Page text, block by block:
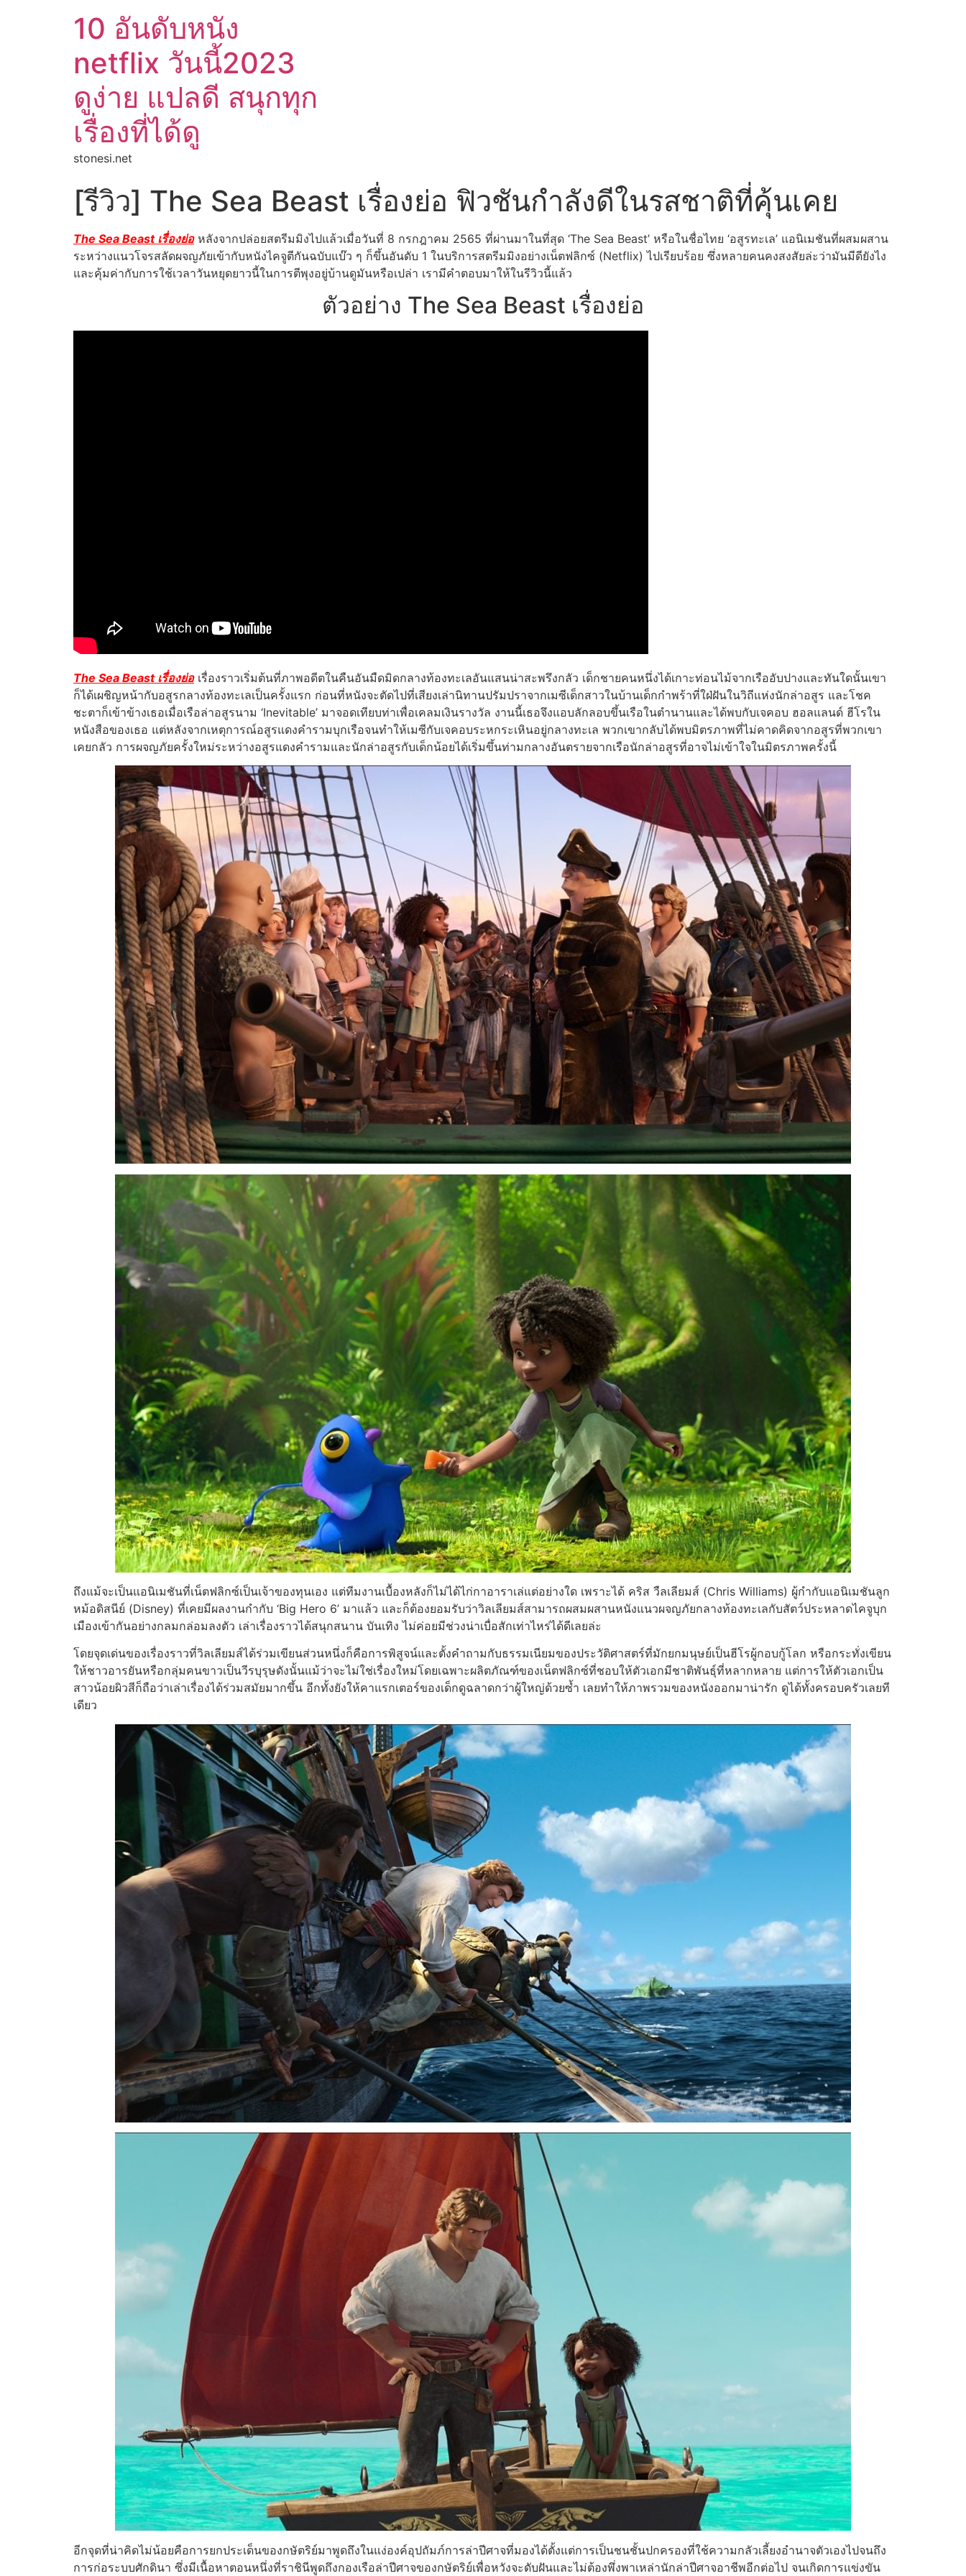
10 อันดับหนัง
netflix วันนี้2023
ดูง่าย แปลดี สนุกทุก
เรื่องที่ได้ดู
stonesi.net
[รีวิว] The Sea Beast เรื่องย่อ ฟิวชันกำลังดีในรสชาติที่คุ้นเคย
The Sea Beast เรื่องย่อหลังจากปล่อยสตรีมมิงไปแล้วเมื่อวันที่ 8 กรกฎาคม 2565 ที่ผ่านมาในที่สุด ‘The Sea Beast’ หรือในชื่อไทย ‘อสูรทะเล’ แอนิเมชันที่ผสมผสาน
ระหว่างแนวโจรสลัดผจญภัยเข้ากับหนังไคจูตีกันฉบับแบ๊ว ๆ ก็ขึ้นอันดับ 1 ในบริการสตรีมมิงอย่างเน็ตฟลิกซ์ (Netflix) ไปเรียบร้อย ซึ่งหลายคนคงสงสัยล่ะว่ามันมีดียังไง
และคุ้มค่ากับการใช้เวลาวันหยุดยาวนี้ในการตีพุงอยู่บ้านดูมันหรือเปล่า เรามีคำตอบมาให้ในรีวิวนี้แล้ว
ตัวอย่าง The Sea Beast เรื่องย่อ
The Sea Beast เรื่องย่อเรื่องราวเริ่มต้นที่ภาพอดีตในคืนอันมืดมิดกลางท้องทะเลอันแสนน่าสะพรึงกลัว เด็กชายคนหนึ่งได้เกาะท่อนไม้จากเรืออับปางและทันใดนั้นเขา
ก็ได้เผชิญหน้ากับอสูรกลางท้องทะเลเป็นครั้งแรก ก่อนที่หนังจะตัดไปที่เสียงเล่านิทานปรัมปราจากเมซีเด็กสาวในบ้านเด็กกำพร้าที่ใฝ่ฝันในวิถีแห่งนักล่าอสูร และโชค
ชะตาก็เข้าข้างเธอเมื่อเรือล่าอสูรนาม ‘Inevitable’ มาจอดเทียบท่าเพื่อเคลมเงินรางวัล งานนี้เธอจึงแอบลักลอบขึ้นเรือในตำนานและได้พบกับเจคอบ ฮอลแลนด์ ฮีโรใน
หนังสือของเธอ แต่หลังจากเหตุการณ์อสูรแดงคำรามบุกเรือจนทำให้เมซีกับเจคอบระหกระเหินอยู่กลางทะเล พวกเขากลับได้พบมิตรภาพที่ไม่คาดคิดจากอสูรที่พวกเขา
เคยกลัว การผจญภัยครั้งใหม่ระหว่างอสูรแดงคำรามและนักล่าอสูรกับเด็กน้อยได้เริ่มขึ้นท่ามกลางอันตรายจากเรือนักล่าอสูรที่อาจไม่เข้าใจในมิตรภาพครั้งนี้
ถึงแม้จะเป็นแอนิเมชันที่เน็ตฟลิกซ์เป็นเจ้าของทุนเอง แต่ทีมงานเบื้องหลังก็ไม่ได้ไก่กาอาราเล่แต่อย่างใด เพราะได้ คริส วืลเลียมส์ (Chris Williams) ผู้กำกับแอนิเมชันลูก
หม้อดิสนีย์ (Disney) ที่เคยมีผลงานกำกับ ‘Big Hero 6’ มาแล้ว และก็ต้องยอมรับว่าวิลเลียมส์สามารถผสมผสานหนังแนวผจญภัยกลางท้องทะเลกับสัตว์ประหลาดไคจูบุก
เมืองเข้ากันอย่างกลมกล่อมลงตัว เล่าเรื่องราวได้สนุกสนาน บันเทิง ไม่ค่อยมีช่วงน่าเบื่อสักเท่าไหร่ได้ดีเลยล่ะ
โดยจุดเด่นของเรื่องราวที่วิลเลียมส์ได้ร่วมเขียนส่วนหนึ่งก็คือการพิสูจน์และตั้งคำถามกับธรรมเนียมของประวัติศาสตร์ที่มักยกมนุษย์เป็นฮีโรผู้กอบกู้โลก หรือกระทั่งเขียน
ให้ชาวอารยันหรือกลุ่มคนขาวเป็นวีรบุรุษดังนั้นแม้ว่าจะไม่ใช่เรื่องใหม่โดยเฉพาะผลิตภัณฑ์ของเน็ตฟลิกซ์ที่ชอบให้ตัวเอกมีชาติพันธุ์ที่หลากหลาย แต่การให้ตัวเอกเป็น
สาวน้อยผิวสีก็ถือว่าเล่าเรื่องได้ร่วมสมัยมากขึ้น อีกทั้งยังให้คาแรกเตอร์ของเด็กดูฉลาดกว่าผู้ใหญ่ด้วยซ้ำ เลยทำให้ภาพรวมของหนังออกมาน่ารัก ดูได้ทั้งครอบครัวเลยที
เดียว
อีกจุดที่น่าคิดไม่น้อยคือการยกประเด็นของกษัตริย์มาพูดถึงในแง่องค์อุปถัมภ์การล่าปีศาจที่มองได้ตั้งแต่การเป็นชนชั้นปกครองที่ใช้ความกลัวเลี้ยงอำนาจตัวเองไปจนถึง
การก่อระบบศักดินา ซึ่งมีเนื้อหาตอนหนึ่งที่ราชินีพูดถึงกองเรือล่าปีศาจของกษัตริย์เพื่อหวังจะดับฝันและไม่ต้องพึ่งพาเหล่านักล่าปีศาจอาชีพอีกต่อไป จนเกิดการแข่งขัน